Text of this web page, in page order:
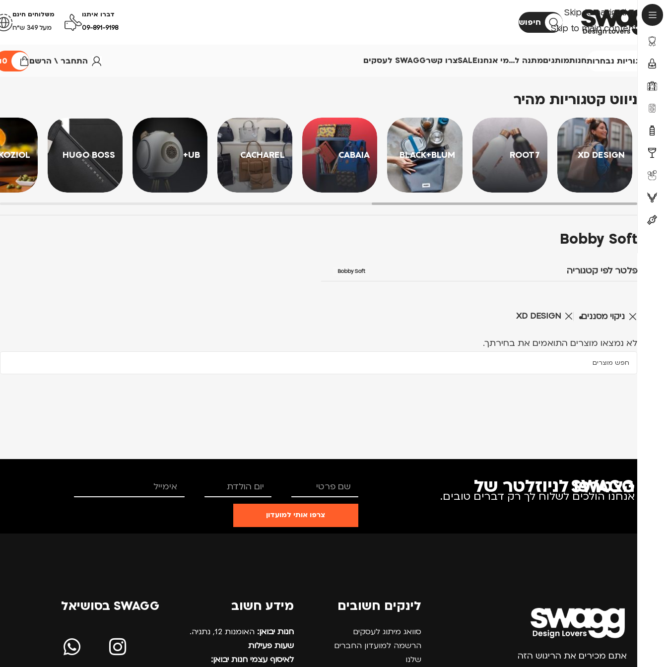
Skip to navigation
Skip to main content
חיפוש
דברו איתנו
09-891-9198
משלוחים חינם
מעל 349 ש״ח
קטגוריות נבחרותחנותמותגיםמתנה ל…מי אנחנוSALEצרו קשרSWAGG לעסקים התחבר \ הרשם 0
ניווט קטגוריות מהיר
XD DESIGN
ROOT7
BLACK+BLUM
CABAIA
CACHAREL
UB+
HUGO BOSS
Bobby Soft
פלטר לפי קטגוריה Bobby Soft
ניקוי מסננים XD DESIGN
לא נמצאו מוצרים התואמים את בחירתך.
הצטרפו לניוזלטר של SWAGG
אנחנו הולכים לשלוח לך רק דברים טובים.
צרפו אותי למועדון
אתם מכירים את הריגוש הזה
לינקים חשובים
סוואג מיתוג לעסקים
הרשמה למועדון החברים
שלנו
מידע חשוב
חנות יבואן: האומנות 12, נתניה.
שעות פעילות
לאיסוף עצמי חנות יבואן:
SWAGG בסושיאל